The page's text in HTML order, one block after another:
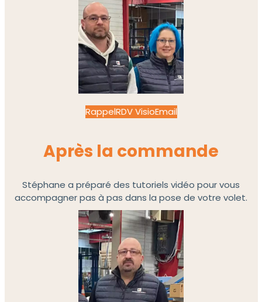
RappelRDV VisioEmail
Après la commande
Stéphane a préparé des tutoriels vidéo pour vous
accompagner pas à pas dans la pose de votre volet.